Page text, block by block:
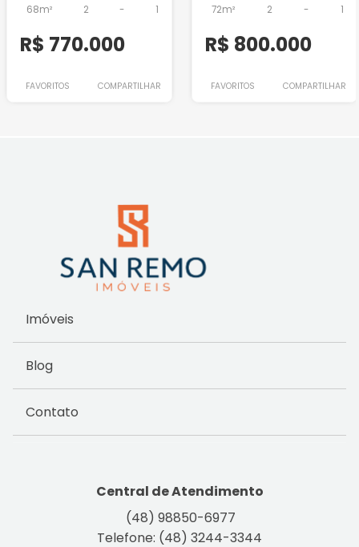
68m² 2 - 1
R$ 770.000
FAVORITOS COMPARTILHAR
72m² 2 - 1
R$ 800.000
FAVORITOS COMPARTILHAR
Imóveis
Blog
Contato
Central de Atendimento
(48) 98850-6977
Telefone: (48) 3244-3344